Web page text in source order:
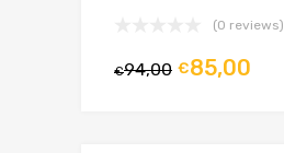
(0 reviews)
€94,00 €85,00